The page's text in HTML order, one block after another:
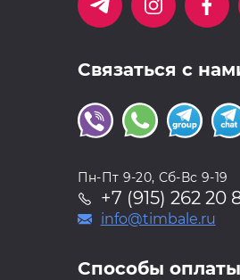
Связаться с
Пн-Пт 9-20, Сб-Вс 9-19
+7 (915) 262 20
info@timbale.ru
Способы оплаты